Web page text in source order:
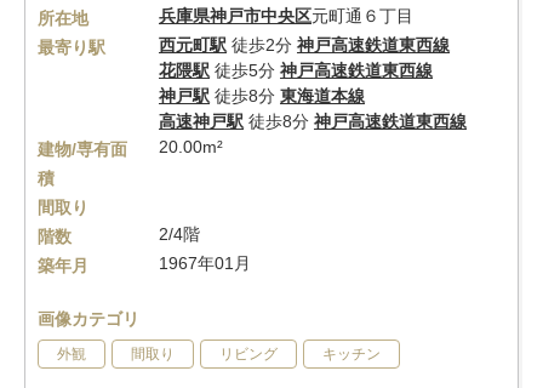
所在地
兵庫県神戸市中央区元町通６丁目
最寄り駅
西元町駅 徒歩2分 神戸高速鉄道東西線
花隈駅 徒歩5分 神戸高速鉄道東西線
神戸駅 徒歩8分 東海道本線
高速神戸駅 徒歩8分 神戸高速鉄道東西線
建物/専有面
積
20.00m²
間取り
階数
2/4階
築年月
1967年01月
画像カテゴリ
外観 間取り リビング キッチン